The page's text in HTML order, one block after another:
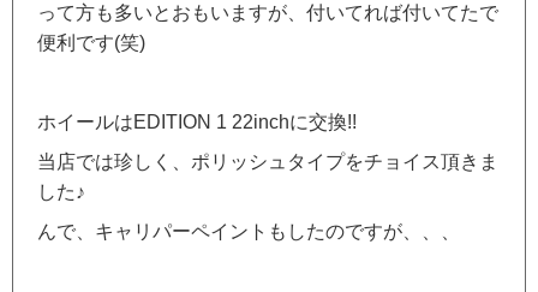
って方も多いとおもいますが、付いてれば付いてたで
便利です(笑)
ホイールはEDITION 1 22inchに交換!!
当店では珍しく、ポリッシュタイプをチョイス頂きま
した♪
んで、キャリパーペイントもしたのですが、、、